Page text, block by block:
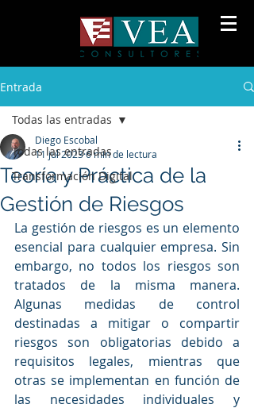
Entrada
Todas las entradas
Transformación Digital
Todas las entradas
Teoría y Práctica de la
Gestión de Riesgos
Diego Escobal
11 jul 20236 min de lectura
La gestión de riesgos es un elemento
esencial para cualquier empresa. Sin
embargo, no todos los riesgos son
tratados de la misma manera.
Algunas medidas de control
destinadas a mitigar o compartir
riesgos son obligatorias debido a
requisitos legales, mientras que
otras se implementan en función de
las necesidades individuales y